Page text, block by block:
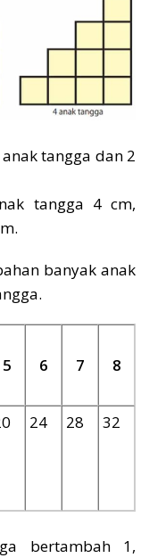
tangga dan 2
tangga 4 cm,
banyak anak
5 6 7 8
24 28 32
bertambah 1,